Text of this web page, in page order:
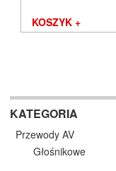
KOSZYK +
KATEGORIA
Przewody AV
Głośnikowe